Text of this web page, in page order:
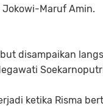
Maruf Amin.
disampaikan
ketika Risma